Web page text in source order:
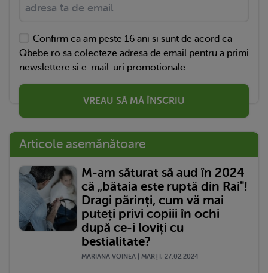
Confirm ca am peste 16 ani si sunt de acord ca
Qbebe.ro sa colecteze adresa de email pentru a primi
newslettere si e-mail-uri promotionale.
VREAU SĂ MĂ ÎNSCRIU
Articole asemănătoare
M-am săturat să aud în 2024
că „bătaia este ruptă din Rai"!
Dragi părinți, cum vă mai
puteți privi copiii în ochi
după ce-i loviți cu
bestialitate?
MARIANA VOINEA | MARŢI, 27.02.2024